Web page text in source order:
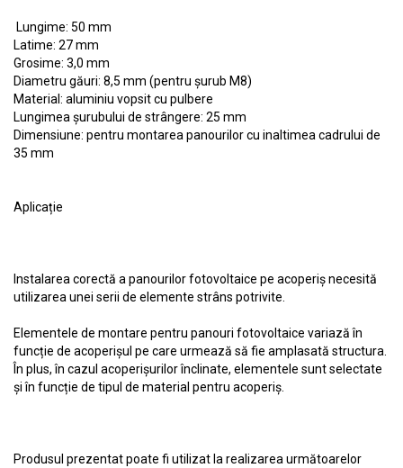
Lungime: 50 mm
Latime: 27 mm
Grosime: 3,0 mm
Diametru găuri: 8,5 mm (pentru șurub M8)
Material: aluminiu vopsit cu pulbere
Lungimea șurubului de strângere: 25 mm
Dimensiune: pentru montarea panourilor cu inaltimea cadrului de
35 mm
Aplicație
Instalarea corectă a panourilor fotovoltaice pe acoperiș necesită
utilizarea unei serii de elemente strâns potrivite.
Elementele de montare pentru panouri fotovoltaice variază în
funcție de acoperișul pe care urmează să fie amplasată structura.
În plus, în cazul acoperișurilor înclinate, elementele sunt selectate
și în funcție de tipul de material pentru acoperiș.
Produsul prezentat poate fi utilizat la realizarea următoarelor